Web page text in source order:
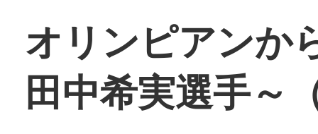
オリンピアンか
田中希実選手～